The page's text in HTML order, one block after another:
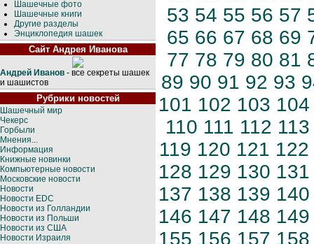
Шашечные фото
Шашечные книги
Другие разделы
Энциклопедия шашек
Сайт Андрея Иванова
Андрей Иванов - все секреты шашек
и шашистов
Рубрики новостей
Шашечный мир
Чекерс
Горбыли
Мнения...
Информация
Книжные новинки
Компьютерные новости
Московские новости
Новости
Новости EDC
Новости из Голландии
Новости из Польши
Новости из США
Новости Израиля
53 54 55 56 57
65 66 67 68 69
77 78 79 80 81
89 90 91 92 93
101 102 103 104
110 111 112 113
119 120 121 122
128 129 130 131
137 138 139 140
146 147 148 149
155 156 157 158